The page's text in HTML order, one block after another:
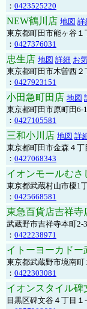
： 0423525220
NEW鶴川店 地図 詳
東京都町田市能ヶ谷
： 0427376031
忠生店 地図 詳細 お
東京都町田市木曽西２
： 0427923151
小田急町田店 地図
東京都町田市原町田6-
： 0427105581
三和小川店 地図 詳
東京都町田市金森４丁
： 0427068343
イオンモールむさ
東京都武蔵村山市榎1
： 0425668581
東急百貨店吉祥寺
武蔵野市吉祥寺本町2-
： 0422238971
イトーヨーカドー
東京都武蔵野市境南
： 0422303081
イオンスタイル碑
目黒区碑文谷４丁目